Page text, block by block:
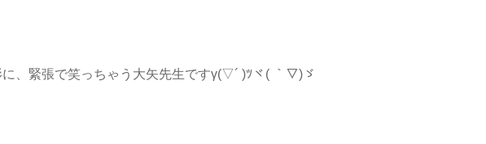
、緊張で笑っちゃう大矢先生ですγ(▽´ )ﾂヾ( ｀▽)ゞ